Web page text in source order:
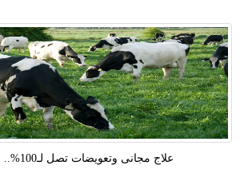
علاج مجانى وتعويضات تصل لـ100%.. أبرز مزايا